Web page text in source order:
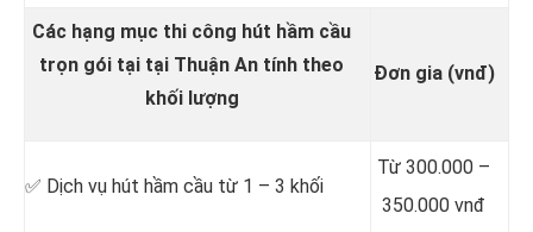
Các hạng mục thi công hút hầm cầu
trọn gói tại tại Thuận An tính theo
khối lượng
Đơn gia (vnđ)
✅ Dịch vụ hút hầm cầu từ 1 – 3 khối
Từ 300.000 –
350.000 vnđ